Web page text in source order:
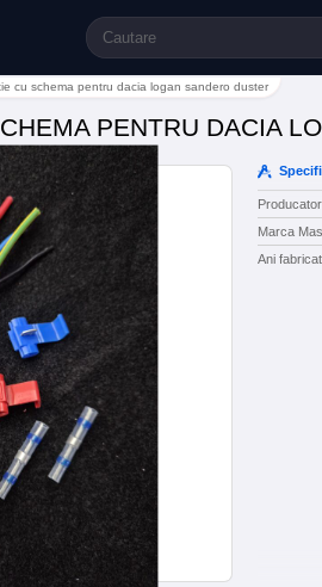
cu schema pentru dacia logan sandero duster
PENTRU DACIA
Producator
Marca
Ani